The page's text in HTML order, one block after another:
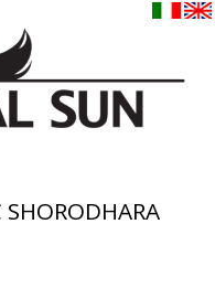
SHORODHARA